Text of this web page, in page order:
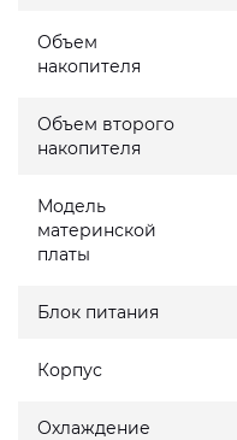
Объем
накопителя
Объем второго
накопителя
Модель
материнской
платы
Блок питания
Корпус
Охлаждение